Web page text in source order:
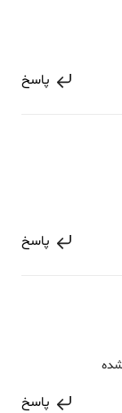
پاسخ
پاسخ
پاسخ